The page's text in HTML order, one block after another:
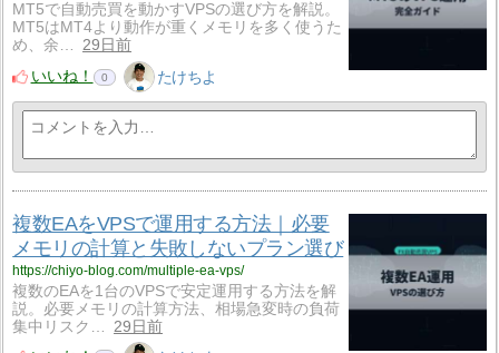
MT5で自動売買を動かすVPSの選び方を解説。
MT5はMT4より動作が重くメモリを多く使うた
め、余…
29日前
いいね！
0 たけちよ
複数EAをVPSで運用する方法｜必要
メモリの計算と失敗しないプラン選び
https://chiyo-blog.com/multiple-ea-vps/
複数のEAを1台のVPSで安定運用する方法を解
説。必要メモリの計算方法、相場急変時の負荷
集中リスク…
29日前